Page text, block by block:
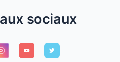
sociaux